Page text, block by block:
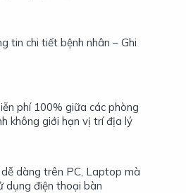
tin chi tiết bệnh nhân – Ghi
phí 100% giữa các phòng
không giới hạn vị trí địa lý
dàng trên PC, Laptop mà
dụng điện thoại bàn